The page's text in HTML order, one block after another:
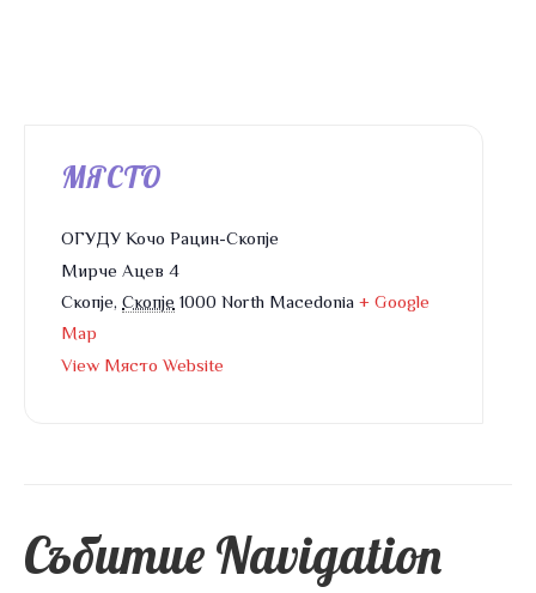
МЯСТО
ОГУДУ Кочо Рацин-Скопје
Мирче Ацев 4
Скопје, Скопје 1000 North Macedonia + Google
Map
View Място Website
Събитие Navigation